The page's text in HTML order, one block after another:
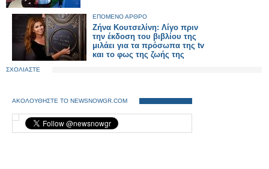
ΕΠΟΜΕΝΟ ΑΡΘΡΟ
Ζήνα Κουτσελίνη: Λίγο πριν
την έκδοση του βιβλίου της
μιλάει για τα πρόσωπα της tv
και το φως της ζωής της
ΣΧΟΛΙΑΣΤΕ
ΑΚΟΛΟΥΘΗΣΤΕ ΤΟ NEWSNOWGR.COM